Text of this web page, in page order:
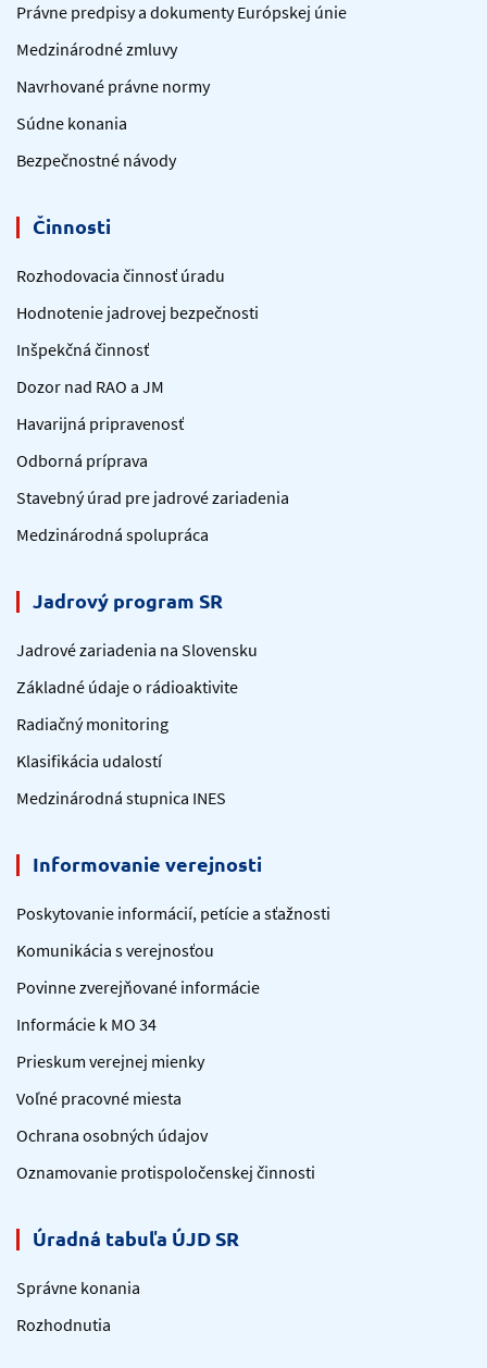
Právne predpisy a dokumenty Európskej únie
Medzinárodné zmluvy
Navrhované právne normy
Súdne konania
Bezpečnostné návody
Činnosti
Rozhodovacia činnosť úradu
Hodnotenie jadrovej bezpečnosti
Inšpekčná činnosť
Dozor nad RAO a JM
Havarijná pripravenosť
Odborná príprava
Stavebný úrad pre jadrové zariadenia
Medzinárodná spolupráca
Jadrový program SR
Jadrové zariadenia na Slovensku
Základné údaje o rádioaktivite
Radiačný monitoring
Klasifikácia udalostí
Medzinárodná stupnica INES
Informovanie verejnosti
Poskytovanie informácií, petície a sťažnosti
Komunikácia s verejnosťou
Povinne zverejňované informácie
Informácie k MO 34
Prieskum verejnej mienky
Voľné pracovné miesta
Ochrana osobných údajov
Oznamovanie protispoločenskej činnosti
Úradná tabuľa ÚJD SR
Správne konania
Rozhodnutia